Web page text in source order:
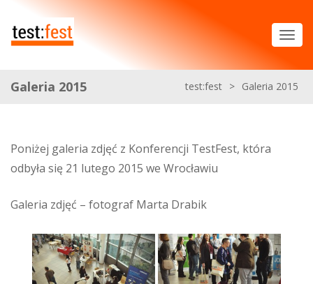
Galeria 2015 test:fest > Galeria 2015
Poniżej galeria zdjęć z Konferencji TestFest, która
odbyła się 21 lutego 2015 we Wrocławiu
Galeria zdjęć – fotograf Marta Drabik